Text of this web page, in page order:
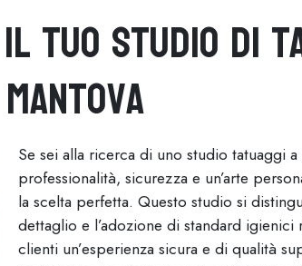
Tuo Studio di
Mantova
Se sei alla ricerca di uno studio tatuaggi
professionalità, sicurezza e un’arte
la scelta perfetta. Questo studio si
dettaglio e l’adozione di standard
clienti un’esperienza sicura e di qualità